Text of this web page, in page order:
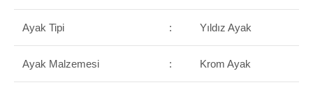
Ayak Tipi : Yıldız Ayak
Ayak Malzemesi : Krom Ayak